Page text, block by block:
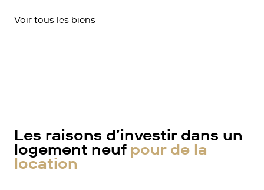
Voir tous les biens
Les raisons d’investir dans un
logement neuf pour de la
location